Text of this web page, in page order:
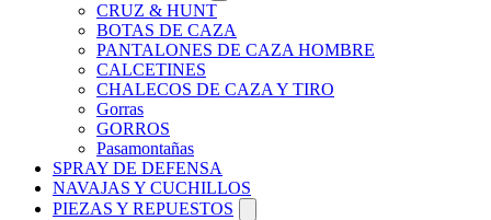
CRUZ & HUNT
BOTAS DE CAZA
PANTALONES DE CAZA HOMBRE
CALCETINES
CHALECOS DE CAZA Y TIRO
Gorras
GORROS
Pasamontañas
SPRAY DE DEFENSA
NAVAJAS Y CUCHILLOS
PIEZAS Y REPUESTOS